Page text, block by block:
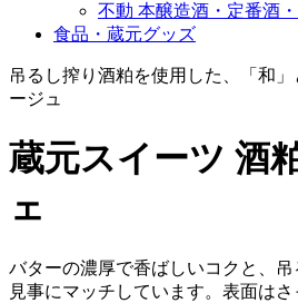
不動 本醸造酒・定番酒
食品・蔵元グッズ
吊るし搾り酒粕を使用した、「和
ージュ
蔵元スイーツ 酒
ェ
バターの濃厚で香ばしいコクと、
見事にマッチしています。表面は